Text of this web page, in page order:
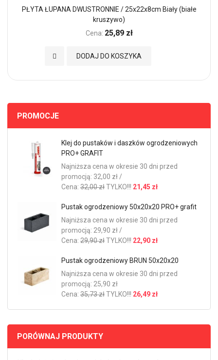
PŁYTA ŁUPANA DWUSTRONNIE / 25x22x8cm Biały (białe
kruszywo)
Cena: 25,89 zł
DODAJ DO KOSZYKA
Dodaj do Ulubionych
PROMOCJE
Klej do pustaków i daszków ogrodzeniowych
PRO+ GRAFIT
Najniższa cena w okresie 30 dni przed
promocją: 32,00 zł /
Cena: 32,00 złTYLKO!!! 21,45 zł
Pustak ogrodzeniowy 50x20x20 PRO+ grafit
Najniższa cena w okresie 30 dni przed
promocją: 29,90 zł /
Cena: 29,90 złTYLKO!!! 22,90 zł
Pustak ogrodzeniowy BRUN 50x20x20
Najniższa cena w okresie 30 dni przed
promocją: 25,90 zł
Cena: 35,73 złTYLKO!!! 26,49 zł
PORÓWNAJ PRODUKTY